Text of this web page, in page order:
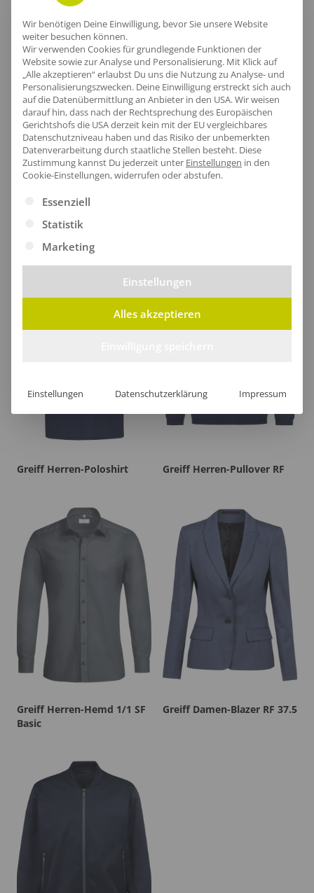
[jgm-review-widget]
Kundenprojekte
Kombi Produkte
Greiff Herren-Poloshirt Greiff Herren-Pullover RF
Greiff Herren-Hemd 1/1 SF
Basic
Greiff Damen-Blazer RF 37.5
Wir benötigen Deine Einwilligung, bevor Sie unsere Website
weiter besuchen können.
Wir verwenden Cookies für grundlegende Funktionen der
Website sowie zur Analyse und Personalisierung. Mit Klick auf
„Alle akzeptieren“ erlaubst Du uns die Nutzung zu Analyse- und
Personalisierungszwecken. Deine Einwilligung erstreckt sich auch
auf die Datenübermittlung an Anbieter in den USA. Wir weisen
darauf hin, dass nach der Rechtsprechung des Europäischen
Gerichtshofs die USA derzeit kein mit der EU vergleichbares
Datenschutzniveau haben und das Risiko der unbemerkten
Datenverarbeitung durch staatliche Stellen besteht. Diese
Zustimmung kannst Du jederzeit unter Einstellungen in den
Cookie-Einstellungen, widerrufen oder abstufen.
Es folgt eine Liste der Service-Gruppen, für die eine
Essenziell
Statistik
Marketing
Einstellungen
Alles akzeptieren
Einstellungen Datenschutzerklärung Impressum